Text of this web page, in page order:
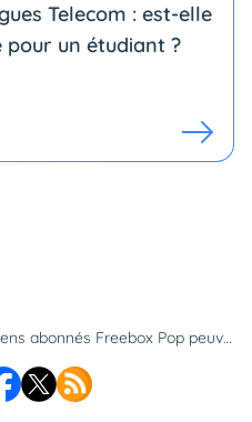
Telecom : est-elle
un étudiant ?
Les anciens abonnés Freebox Pop peuvent désormais profiter du Wi-Fi 7 - voici comment !